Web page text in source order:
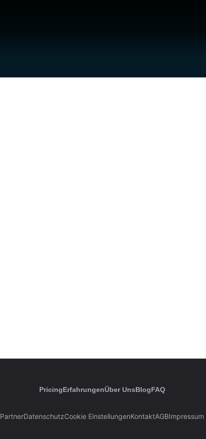
PricingErfahrungenÜber UnsBlogFAQ
PartnerDatenschutzCookie EinstellungenKontaktAGBImpressum